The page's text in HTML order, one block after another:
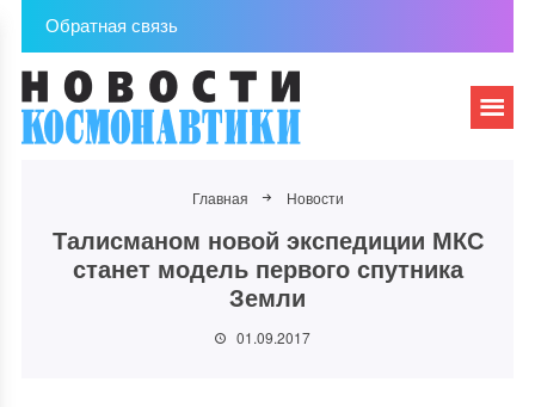
Обратная связь
Главная Новости
Талисманом новой экспедиции МКС
станет модель первого спутника
Земли
01.09.2017